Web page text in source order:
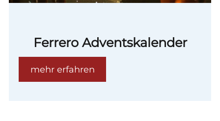
Ferrero Adventskalender
mehr erfahren